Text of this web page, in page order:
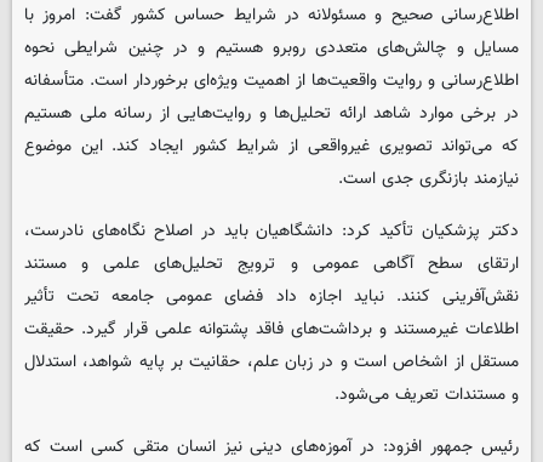
اطلاع‌رسانی صحیح و مسئولانه در شرایط حساس کشور گفت: امروز با
مسایل و چالش‌های متعددی روبرو هستیم و در چنین شرایطی نحوه
اطلاع‌رسانی و روایت واقعیت‌ها از اهمیت ویژه‌ای برخوردار است. متأسفانه
در برخی موارد شاهد ارائه تحلیل‌ها و روایت‌هایی از رسانه ملی هستیم
که می‌تواند تصویری غیرواقعی از شرایط کشور ایجاد کند. این موضوع
نیازمند بازنگری جدی است.
دکتر پزشکیان تأکید کرد: دانشگاهیان باید در اصلاح نگاه‌های نادرست،
ارتقای سطح آگاهی عمومی و ترویج تحلیل‌های علمی و مستند
نقش‌آفرینی کنند. نباید اجازه داد فضای عمومی جامعه تحت تأثیر
اطلاعات غیرمستند و برداشت‌های فاقد پشتوانه علمی قرار گیرد. حقیقت
مستقل از اشخاص است و در زبان علم، حقانیت بر پایه شواهد، استدلال
و مستندات تعریف می‌شود.
رئیس جمهور افزود: در آموزه‌های دینی نیز انسان متقی کسی است که